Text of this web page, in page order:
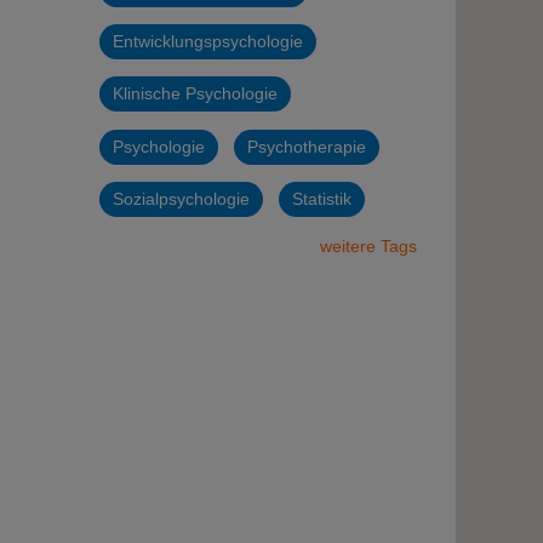
Entwicklungspsychologie
Klinische Psychologie
Psychologie Psychotherapie
Sozialpsychologie Statistik
weitere Tags